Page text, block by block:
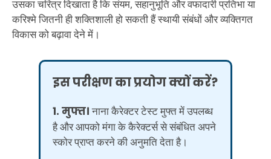
उसका चरित्र दिखाता है कि संयम, सहानुभूति और वफादारी प्रतिभा या
करिश्मे जितनी ही शक्तिशाली हो सकती हैं स्थायी संबंधों और व्यक्तिगत
विकास को बढ़ावा देने में।
इस परीक्षण का प्रयोग क्यों करें?
1. मुफ्त।नाना कैरेक्टर टेस्ट मुफ्त में उपलब्ध
है और आपको मंगा के कैरेक्टर्स से संबंधित अपने
स्कोर प्राप्त करने की अनुमति देता है।